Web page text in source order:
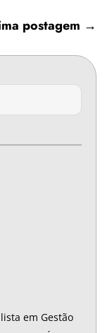
postagem →
em Gestão